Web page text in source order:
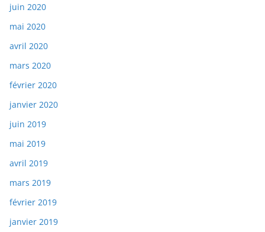
juin 2020
mai 2020
avril 2020
mars 2020
février 2020
janvier 2020
juin 2019
mai 2019
avril 2019
mars 2019
février 2019
janvier 2019